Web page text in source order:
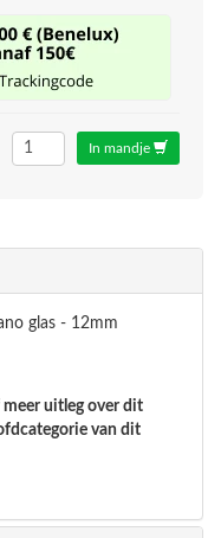
In mandje
glas - 12mm
uitleg over dit
van dit